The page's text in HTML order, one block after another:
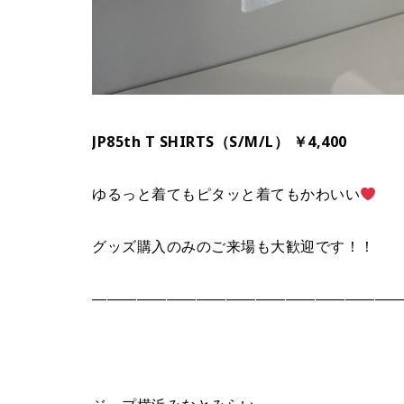
JP85th T SHIRTS（S/M/L） ￥4,400
ゆるっと着てもピタッと着てもかわいい
グッズ購入のみのご来場も大歓迎です！！